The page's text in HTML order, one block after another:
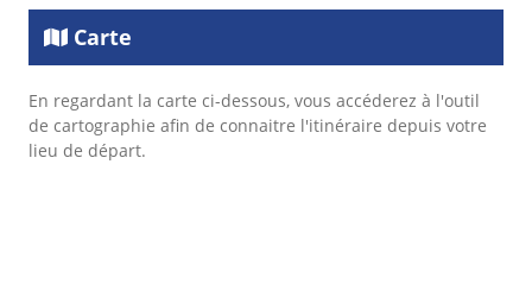
Carte
En regardant la carte ci-dessous, vous accéderez à l'outil
de cartographie afin de connaitre l'itinéraire depuis votre
lieu de départ.